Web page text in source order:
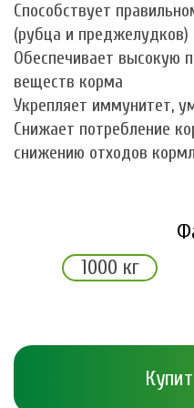
Способствует
(рубца и преджелудков)
Обеспечивает высокую
веществ корма
Укрепляет иммунитет,
Снижает потребление
снижению отходов
1000 кг